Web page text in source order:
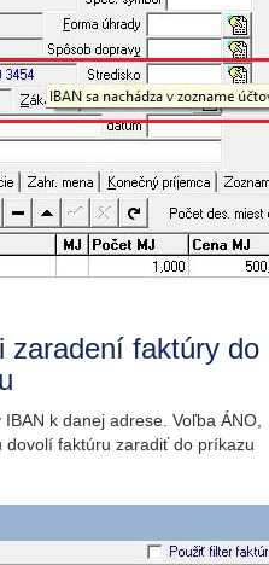
zaradení faktúry do
k danej adrese. Voľba ÁNO,
dovolí faktúru zaradiť do príkazu